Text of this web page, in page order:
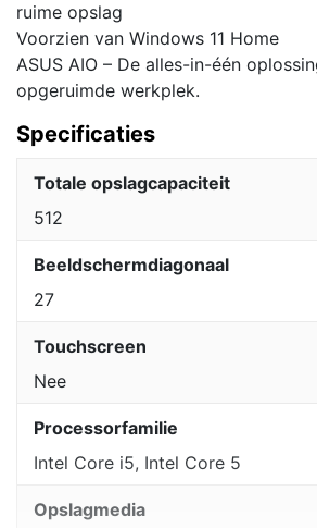
ruime opslag
Voorzien van Windows 11 Home
ASUS AIO – De alles-in-één
opgeruimde werkplek.
Specificaties
Totale opslagcapaciteit
512
Beeldschermdiagonaal
27
Touchscreen
Nee
Processorfamilie
Intel Core i5, Intel Core 5
Opslagmedia